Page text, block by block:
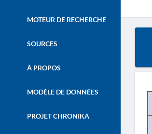
MOTEUR DE RECHERCHE
SOURCES
À PROPOS
MODÈLE DE DONNÉES
PROJET CHRONIKA